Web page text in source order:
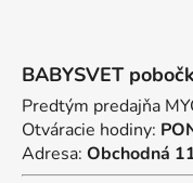
BABYSVET
Predtým predajňa
Otváracie hodiny:
Adresa: Obchodná